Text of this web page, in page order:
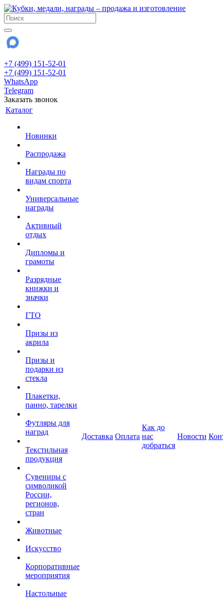
+7 (499) 151-52-01
+7 (499) 151-52-01
WhatsApp
Telegram
Заказать звонок
Каталог
Новинки
Распродажа
Награды по
видам спорта
Универсальные
награды
Активный
отдых
Дипломы и
грамоты
Разрядные
книжки и
значки
ГТО
Призы из
акрила
Призы и
подарки из
стекла
Плакетки,
панно, тарелки
Футляры для
наград
Текстильная
продукция
Сувениры с
символикой
России,
регионов,
стран
Животные
Искусство
Корпоративные
мероприятия
Настольные
Доставка Оплата
Как до
нас
добраться
Новости